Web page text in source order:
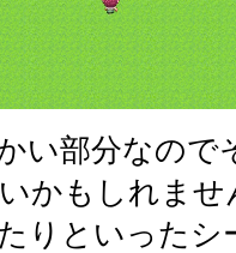
い部分なので
かもしれま
りといったシ